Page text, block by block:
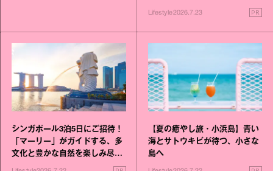
Lifestyle2026.7.23 PR
シンガポール3泊5日にご招待！
「マーリー」がガイドする、多
文化と豊かな自然を楽しみ尽く
【夏の癒やし旅・小浜島】青い
海とサトウキビが待つ、小さな
島へ